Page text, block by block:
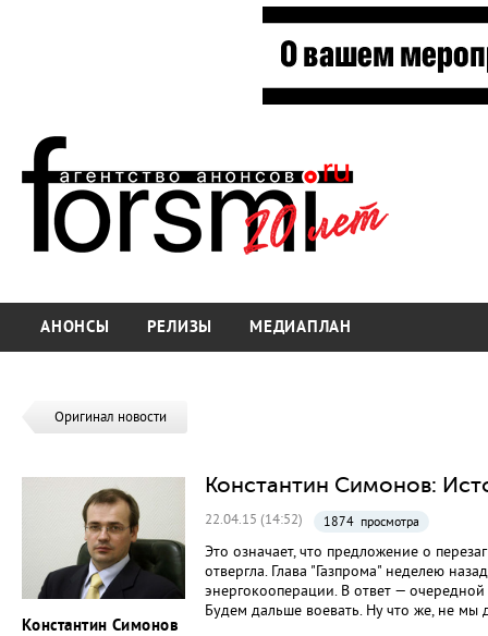
АНОНСЫ РЕЛИЗЫ МЕДИАПЛАН
Оригинал новости
Константин Симонов
Константин Симонов:
22.04.15 (14:52) 1874 просмотра
Это означает, что предложение о
отвергла. Глава "Газпрома" неделею
энергокооперации. В ответ —
Будем дальше воевать. Ну что же, не мы